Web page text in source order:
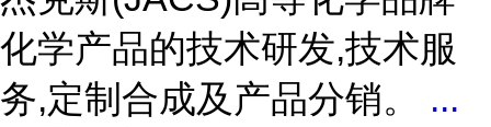
化学产品的技术研发,技术服
务,定制合成及产品分销。 ...